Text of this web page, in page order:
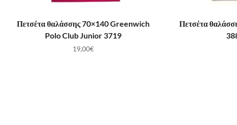
ΠΡΟΣΘΉΚΗ ΣΤΟ ΚΑΛΆΘΙ
Πετσέτα θαλάσσης 70×140 Greenwich
Polo Club Junior 3719
19,00€
Πετσέτα